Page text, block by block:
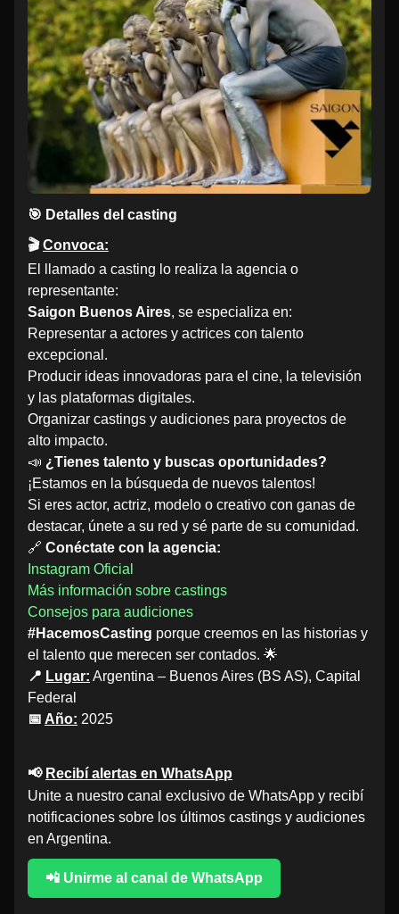
🎯 Detalles del casting
🎬Convoca:
El llamado a casting lo realiza la agencia o
representante:
Saigon Buenos Aires, se especializa en:
Representar a actores y actrices con talento
excepcional.
Producir ideas innovadoras para el cine, la televisión
y las plataformas digitales.
Organizar castings y audiciones para proyectos de
alto impacto.
📣 ¿Tienes talento y buscas oportunidades?
¡Estamos en la búsqueda de nuevos talentos!
Si eres actor, actriz, modelo o creativo con ganas de
destacar, únete a su red y sé parte de su comunidad.
🔗 Conéctate con la agencia:
Instagram Oficial
Más información sobre castings
Consejos para audiciones
#HacemosCasting porque creemos en las historias y
el talento que merecen ser contados. 🌟
📍 Lugar: Argentina – Buenos Aires (BS AS), Capital
Federal
📅 Año: 2025
📢 Recibí alertas en WhatsApp
Unite a nuestro canal exclusivo de WhatsApp y recibí
notificaciones sobre los últimos castings y audiciones
en Argentina.
📲 Unirme al canal de WhatsApp